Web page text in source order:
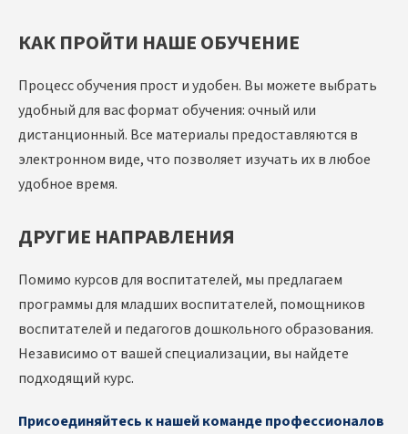
КАК ПРОЙТИ НАШЕ ОБУЧЕНИЕ
Процесс обучения прост и удобен. Вы можете выбрать
удобный для вас формат обучения: очный или
дистанционный. Все материалы предоставляются в
электронном виде, что позволяет изучать их в любое
удобное время.
ДРУГИЕ НАПРАВЛЕНИЯ
Помимо курсов для воспитателей, мы предлагаем
программы для младших воспитателей, помощников
воспитателей и педагогов дошкольного образования.
Независимо от вашей специализации, вы найдете
подходящий курс.
Присоединяйтесь к нашей команде профессионалов